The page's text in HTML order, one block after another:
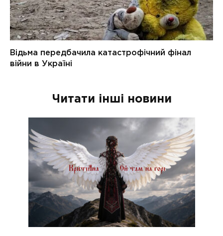
Читати інші новини